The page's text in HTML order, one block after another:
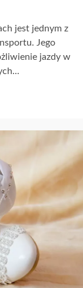
jest jednym z
Jego
jazdy w